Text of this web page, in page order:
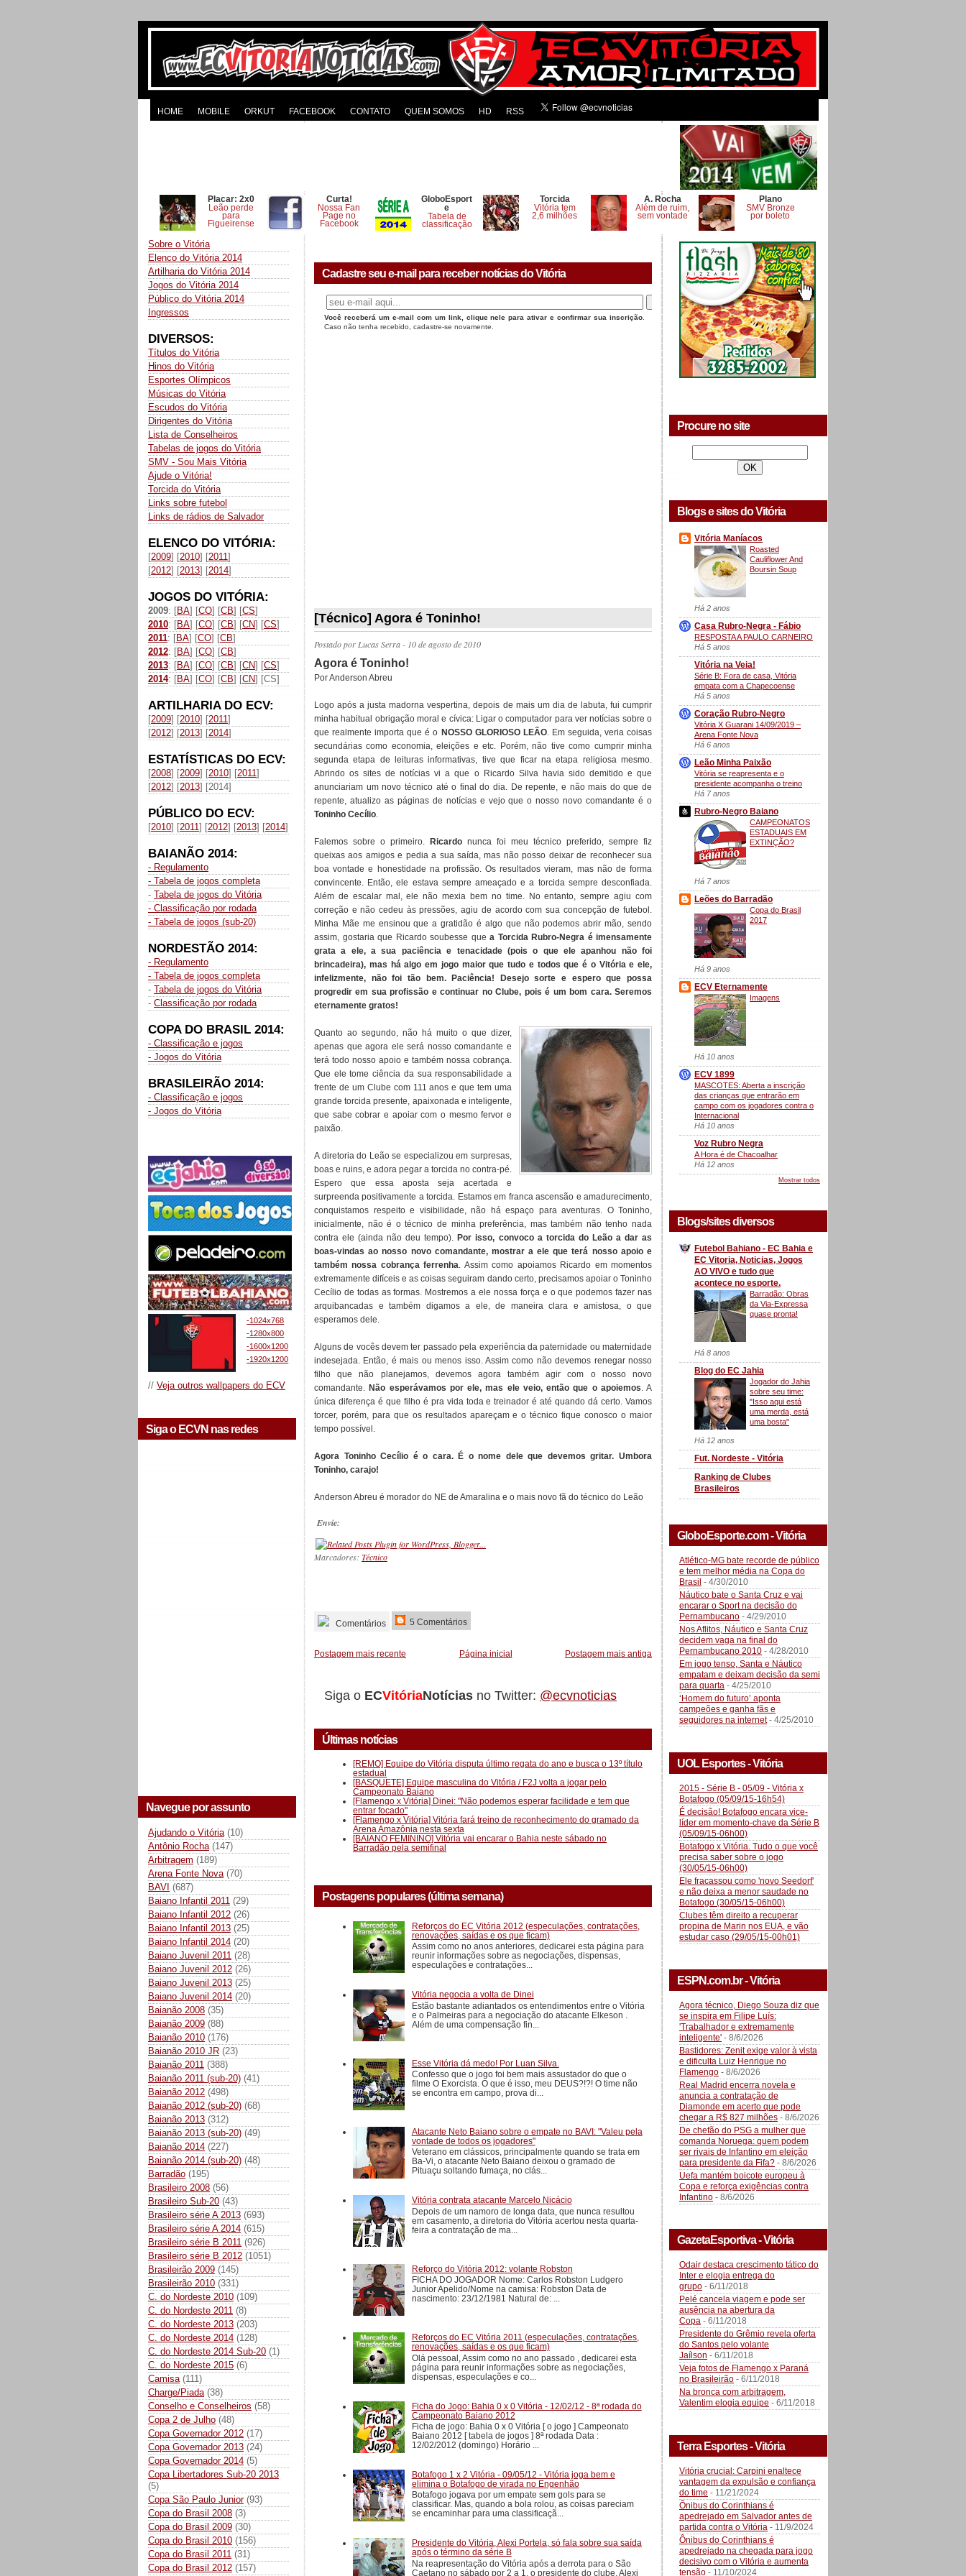
HOME MOBILE ORKUT FACEBOOK CONTATO QUEM SOMOS HD RSS
Placar: 2x0
Leão perde
para
Figueirense
Curta!
Nossa Fan
Page no
Facebook
GloboEsport
e
Tabela de
classificação
Torcida
Vitória tem
2,6 milhões
A. Rocha
Além de ruim,
sem vontade
Plano
SMV Bronze
por boleto
Sobre o Vitória
Elenco do Vitória 2014
Artilharia do Vitória 2014
Jogos do Vitória 2014
Público do Vitória 2014
Ingressos
DIVERSOS:
Títulos do Vitória
Hinos do Vitória
Esportes Olímpicos
Músicas do Vitória
Escudos do Vitória
Dirigentes do Vitória
Lista de Conselheiros
Tabelas de jogos do Vitória
SMV - Sou Mais Vitória
Ajude o Vitória!
Torcida do Vitória
Links sobre futebol
Links de rádios de Salvador
ELENCO DO VITÓRIA:
[2009] [2010] [2011]
[2012] [2013] [2014]
JOGOS DO VITÓRIA:
2009: [BA] [CO] [CB] [CS]
2010: [BA] [CO] [CB] [CN] [CS]
2011: [BA] [CO] [CB]
2012: [BA] [CO] [CB]
2013: [BA] [CO] [CB] [CN] [CS]
2014: [BA] [CO] [CB] [CN] [CS]
ARTILHARIA DO ECV:
[2009] [2010] [2011]
[2012] [2013] [2014]
ESTATÍSTICAS DO ECV:
[2008] [2009] [2010] [2011]
[2012] [2013] [2014]
PÚBLICO DO ECV:
[2010] [2011] [2012] [2013] [2014]
BAIANÃO 2014:
- Regulamento
- Tabela de jogos completa
- Tabela de jogos do Vitória
- Classificação por rodada
- Tabela de jogos (sub-20)
NORDESTÃO 2014:
- Regulamento
- Tabela de jogos completa
- Tabela de jogos do Vitória
- Classificação por rodada
COPA DO BRASIL 2014:
- Classificação e jogos
- Jogos do Vitória
BRASILEIRÃO 2014:
- Classificação e jogos
- Jogos do Vitória
-1024x768
-1280x800
-1600x1200
-1920x1200
// Veja outros wallpapers do ECV
Siga o ECVN nas redes
Navegue por assunto
Ajudando o Vitória (10)
Antônio Rocha (147)
Arbitragem (189)
Arena Fonte Nova (70)
BAVI (687)
Baiano Infantil 2011 (29)
Baiano Infantil 2012 (26)
Baiano Infantil 2013 (25)
Baiano Infantil 2014 (20)
Baiano Juvenil 2011 (28)
Baiano Juvenil 2012 (26)
Baiano Juvenil 2013 (25)
Baiano Juvenil 2014 (20)
Baianão 2008 (35)
Baianão 2009 (88)
Baianão 2010 (176)
Baianão 2010 JR (23)
Baianão 2011 (388)
Baianão 2011 (sub-20) (41)
Baianão 2012 (498)
Baianão 2012 (sub-20) (68)
Baianão 2013 (312)
Baianão 2013 (sub-20) (49)
Baianão 2014 (227)
Baianão 2014 (sub-20) (48)
Barradão (195)
Brasileiro 2008 (56)
Brasileiro Sub-20 (43)
Brasileiro série A 2013 (693)
Brasileiro série A 2014 (615)
Brasileiro série B 2011 (926)
Brasileiro série B 2012 (1051)
Brasileirão 2009 (145)
Brasileirão 2010 (331)
C. do Nordeste 2010 (109)
C. do Nordeste 2011 (8)
C. do Nordeste 2013 (203)
C. do Nordeste 2014 (128)
C. do Nordeste 2014 Sub-20 (1)
C. do Nordeste 2015 (6)
Camisa (111)
Charge/Piada (38)
Conselho e Conselheiros (58)
Copa 2 de Julho (48)
Copa Governador 2012 (17)
Copa Governador 2013 (24)
Copa Governador 2014 (5)
Copa Libertadores Sub-20 2013
(5)
Copa São Paulo Junior (93)
Copa do Brasil 2008 (3)
Copa do Brasil 2009 (30)
Copa do Brasil 2010 (156)
Copa do Brasil 2011 (31)
Copa do Brasil 2012 (157)
Cadastre seu e-mail para receber notícias do Vitória
Você receberá um e-mail com um link, clique nele para ativar e confirmar sua inscrição
Caso não tenha recebido, cadastre-se novamente.
[Técnico] Agora é Toninho!
Postado porLucas Serra- 10 de agosto de 2010
Agora é Toninho!
Por Anderson Abreu
Logo após a justa madorna vespertina, depois de mais um dia de labuta, fui cumprir
minha habitual obrigação moral e cívica: Ligar o computador para ver notícias sobre o
que realmente importa que é o NOSSO GLORIOSO LEÃO. Em seguida, veria coisas
secundárias como economia, eleições e etc. Porém, não tive como cumprir minha
segunda etapa de leituras informativas, tive que ficar na etapa religiosa mesmo.
Abrindo os sites de notícias vi a que o Ricardo Silva havia sido demitido e que
anunciariam um novo técnico até o final do dia. De repente, e não mais do que de
repente, atualizo as páginas de notícias e vejo que o nosso novo comandante é o
Toninho Cecílio.
Falemos sobre o primeiro. Ricardo nunca foi meu técnico preferido, sempre fiz
queixas aos amigos e pedia a sua saída, mas não posso deixar de reconhecer sua
boa vontade e honestidade na profissão. Os resultados vieram, mas não de forma
convincente. Então, ele estava sempre ameaçado e a torcida sempre desconfiada.
Além de escalar mal, ele não mexia bem no time. No entanto, sempre agiu com
correção e não cedeu às pressões, agiu de acordo com sua concepção de futebol.
Minha Mãe me ensinou que a gratidão é algo que não podemos abrir mão, sendo
assim, gostaria que Ricardo soubesse que a Torcida Rubro-Negra é imensamente
grata a ele, a sua paciência e tenacidade (pois o que ele apanhou não foi
brincadeira), mas há algo em jogo maior que tudo e todos que é o Vitória e ele,
infelizmente, não foi tão bem. Paciência! Desejo sorte e espero que possa
progredir em sua profissão e continuar no Clube, pois é um bom cara. Seremos
eternamente gratos!
Quanto ao segundo, não há muito o que dizer,
apenas que agora ele será nosso comandante e
terá todo nosso apoio e também nossa cobrança.
Que ele tome ciência da sua responsabilidade a
frente de um Clube com 111 anos e que tem uma
grande torcida presente, apaixonada e inteligente,
que sabe cobrar e apoiar com o mesmo fervor e
paixão.
A diretoria do Leão se especializou em surpresas,
boas e ruins, e adora pegar a torcida no contra-pé.
Espero que essa aposta seja acertada e
surpreenda positivamente a torcida. Estamos em franca ascensão e amadurecimento,
conquistamos respeito e visibilidade, não há espaço para aventuras. O Toninho,
inicialmente, não é o técnico de minha preferência, mas também não tenho nada
contra ele (ainda não deu tempo). Por isso, convoco a torcida do Leão a dar as
boas-vindas ao nosso novo comandante, mostrar a ele que terá nosso apoio e
também nossa cobrança ferrenha. Assim como apoiamos Ricardo em momentos
extremamente difíceis e as coisas seguiram dando certo, precisamos apoiar o Toninho
Cecílio de todas as formas. Mostremos a ele nossa força e o que podemos fazer nas
arquibancadas e também digamos a ele, de maneira clara e amistosa, o que
esperamos dele.
Alguns de vocês devem ter passado pela experiência da paternidade ou maternidade
indesejada. Então, é mais ou menos isso. Assim como não devemos renegar nosso
filho que não planejamos, devemos agora também agir com o nosso novo
comandante. Não esperávamos por ele, mas ele veio, então que o apoiemos. A
única diferença é que filho é pra vida toda e treinador é até quando dá certo. Vamos
torcer, porém, para que os resultados apareçam e o técnico fique conosco o maior
tempo possível.
Agora Toninho Cecílio é o cara. É o nome dele que devemos gritar. Umbora
Toninho, carajo!
Anderson Abreu é morador do NE de Amaralina e o mais novo fã do técnico do Leão
Envie:
Marcadores: Técnico
Comentários 5 Comentários
Postagem mais recente Postagem mais antiga
Página inicial
Siga o ECVitóriaNotícias no Twitter: @ecvnoticias
Últimas notícias
[REMO] Equipe do Vitória disputa último regata do ano e busca o 13º título
estadual
[BASQUETE] Equipe masculina do Vitória / F2J volta a jogar pelo
Campeonato Baiano
[Flamengo x Vitória] Dinei: "Não podemos esperar facilidade e tem que
entrar focado"
[Flamengo x Vitória] Vitória fará treino de reconhecimento do gramado da
Arena Amazônia nesta sexta
[BAIANO FEMININO] Vitória vai encarar o Bahia neste sábado no
Barradão pela semifinal
Postagens populares (última semana)
Reforços do EC Vitória 2012 (especulações, contratações,
renovações, saídas e os que ficam)
Assim como no anos anteriores, dedicarei esta página para
reunir informações sobre as negociações, dispensas,
especulações e contratações...
Vitória negocia a volta de Dinei
Estão bastante adiantados os entendimentos entre o Vitória
e o Palmeiras para a negociação do atacante Elkeson .
Além de uma compensação fin...
Esse Vitória dá medo! Por Luan Silva.
Confesso que o jogo foi bem mais assustador do que o
filme O Exorcista. O que é isso, meu DEUS?!?! O time não
se encontra em campo, prova di...
Atacante Neto Baiano sobre o empate no BAVI: "Valeu pela
vontade de todos os jogadores"
Veterano em clássicos, principalmente quando se trata em
Ba-Vi, o atacante Neto Baiano deixou o gramado de
Pituaçu soltando fumaça, no clás...
Vitória contrata atacante Marcelo Nicácio
Depois de um namoro de longa data, que nunca resultou
em casamento, a diretoria do Vitória acertou nesta quarta-
feira a contratação de ma...
Reforço do Vitória 2012: volante Robston
FICHA DO JOGADOR Nome: Carlos Robston Ludgero
Junior Apelido/Nome na camisa: Robston Data de
nascimento: 23/12/1981 Natural de: ...
Reforços do EC Vitória 2011 (especulações, contratações,
renovações, saídas e os que ficam)
Olá pessoal, Assim como no ano passado , dedicarei esta
página para reunir informações sobre as negociações,
dispensas, especulações e co...
Ficha do Jogo: Bahia 0 x 0 Vitória - 12/02/12 - 8ª rodada do
Campeonato Baiano 2012
Ficha de jogo: Bahia 0 x 0 Vitória [ o jogo ] Campeonato
Baiano 2012 [ tabela de jogos ] 8ª rodada Data :
12/02/2012 (domingo) Horário ...
Botafogo 1 x 2 Vitória - 09/05/12 - Vitória joga bem e
elimina o Botafogo de virada no Engenhão
Botafogo jogava por um empate sem gols para se
classificar. Mas, quando a bola rolou, as coisas pareciam
se encaminhar para uma classificaçã...
Presidente do Vitória, Alexi Portela, só fala sobre sua saída
após o término da série B
Na reapresentação do Vitória após a derrota para o São
Caetano no sábado por 2 a 1, o presidente do clube, Alexi
Procure no site
Blogs e sites do Vitória
Vitória Maníacos
Roasted
Cauliflower And
Boursin Soup
Há 2 anos
Casa Rubro-Negra - Fábio
RESPOSTA A PAULO CARNEIRO
Há 5 anos
Vitória na Veia!
Série B: Fora de casa, Vitória
empata com a Chapecoense
Há 5 anos
Coração Rubro-Negro
Vitória X Guarani 14/09/2019 –
Arena Fonte Nova
Há 6 anos
Leão Minha Paixão
Vitória se reapresenta e o
presidente acompanha o treino
Há 7 anos
Rubro-Negro Baiano
CAMPEONATOS
ESTADUAIS EM
EXTINÇÃO?
Há 7 anos
Leões do Barradão
Copa do Brasil
2017
Há 9 anos
ECV Eternamente
Imagens
Há 10 anos
ECV 1899
MASCOTES: Aberta a inscrição
das crianças que entrarão em
campo com os jogadores contra o
Internacional
Há 10 anos
Voz Rubro Negra
A Hora é de Chacoalhar
Há 12 anos
Mostrar todos
Blogs/sites diversos
Futebol Bahiano - EC Bahia e
EC Vitoria, Noticias, Jogos
AO VIVO e tudo que
acontece no esporte.
Barradão: Obras
da Via-Expressa
quase pronta!
Há 8 anos
Blog do EC Jahia
Jogador do Jahia
sobre seu time:
"Isso aqui está
uma merda, está
uma bosta"
Há 12 anos
Fut. Nordeste - Vitória
Ranking de Clubes
Brasileiros
GloboEsporte.com - Vitória
Atlético-MG bate recorde de público
e tem melhor média na Copa do
Brasil - 4/30/2010
Náutico bate o Santa Cruz e vai
encarar o Sport na decisão do
Pernambucano - 4/29/2010
Nos Aflitos, Náutico e Santa Cruz
decidem vaga na final do
Pernambucano 2010 - 4/28/2010
Em jogo tenso, Santa e Náutico
empatam e deixam decisão da semi
para quarta - 4/25/2010
‘Homem do futuro’ aponta
campeões e ganha fãs e
seguidores na internet- 4/25/2010
UOL Esportes - Vitória
2015 - Série B - 05/09 - Vitória x
Botafogo (05/09/15-16h54)
É decisão! Botafogo encara vice-
líder em momento-chave da Série B
(05/09/15-06h00)
Botafogo x Vitória. Tudo o que você
precisa saber sobre o jogo
(30/05/15-06h00)
Ele fracassou como 'novo Seedorf'
e não deixa a menor saudade no
Botafogo (30/05/15-06h00)
Clubes têm direito a recuperar
propina de Marin nos EUA, e vão
estudar caso (29/05/15-00h01)
ESPN.com.br - Vitória
Agora técnico, Diego Souza diz que
se inspira em Filipe Luís:
'Trabalhador e extremamente
inteligente' - 8/6/2026
Bastidores: Zenit exige valor à vista
e dificulta Luiz Henrique no
Flamengo - 8/6/2026
Real Madrid encerra novela e
anuncia a contratação de
Diamonde em acerto que pode
chegar a R$ 827 milhões - 8/6/2026
De chefão do PSG a mulher que
comanda Noruega: quem podem
ser rivais de Infantino em eleição
para presidente da Fifa? - 8/6/2026
Uefa mantém boicote europeu à
Copa e reforça exigências contra
Infantino - 8/6/2026
GazetaEsportiva - Vitória
Odair destaca crescimento tático do
Inter e elogia entrega do
grupo - 6/11/2018
Pelé cancela viagem e pode ser
ausência na abertura da
Copa - 6/11/2018
Presidente do Grêmio revela oferta
do Santos pelo volante
Jaílson - 6/11/2018
Veja fotos de Flamengo x Paraná
no Brasileirão - 6/11/2018
Na bronca com arbitragem,
Valentim elogia equipe - 6/11/2018
Terra Esportes - Vitória
Vitória crucial: Carpini enaltece
vantagem da expulsão e confiança
do time - 11/21/2024
Ônibus do Corinthians é
apedrejado em Salvador antes de
partida contra o Vitória - 11/9/2024
Ônibus do Corinthians é
apedrejado na chegada para jogo
decisivo com o Vitória e aumenta
tensão - 11/10/2024